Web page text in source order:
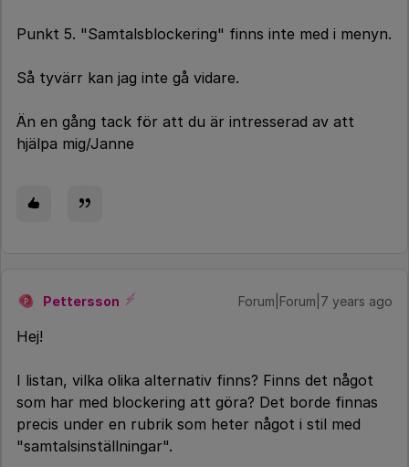
Punkt 5. "Samtalsblockering" finns inte med i menyn.
Så tyvärr kan jag inte gå vidare.
Än en gång tack för att du är intresserad av att
hjälpa mig/Janne
P Pettersson Forum|Forum|7 years ago
Hej!
I listan, vilka olika alternativ finns? Finns det något
som har med blockering att göra? Det borde finnas
precis under en rubrik som heter något i stil med
"samtalsinställningar".